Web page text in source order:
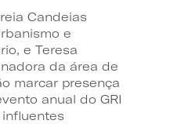
Candeias
e
e Teresa
da área de
marcar presença
anual do GRI